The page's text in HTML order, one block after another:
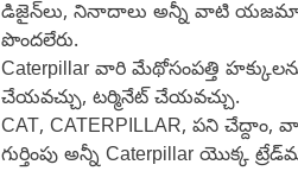
డిజైన్‌లు, నినాదాలు అన్నీ వాటి
పొందలేరు.
Caterpillar వారి మేథోసంపత్తి
చేయవచ్చు, టర్మినేట్ చేయవచ్చు.
CAT, CATERPILLAR, పని
గుర్తింపు అన్నీ Caterpillar యొక్క